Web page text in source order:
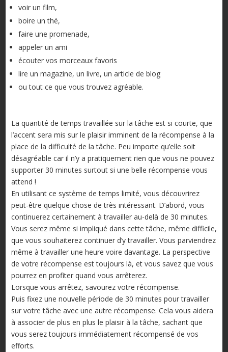
voir un film,
boire un thé,
faire une promenade,
appeler un ami
écouter vos morceaux favoris
lire un magazine, un livre, un article de blog
ou tout ce que vous trouvez agréable.
La quantité de temps travaillée sur la tâche est si courte, que
l’accent sera mis sur le plaisir imminent de la récompense à la
place de la difficulté de la tâche. Peu importe qu’elle soit
désagréable car il n’y a pratiquement rien que vous ne pouvez
supporter 30 minutes surtout si une belle récompense vous
attend !
En utilisant ce système de temps limité, vous découvrirez
peut-être quelque chose de très intéressant. D’abord, vous
continuerez certainement à travailler au-delà de 30 minutes.
Vous serez même si impliqué dans cette tâche, même difficile,
que vous souhaiterez continuer d’y travailler. Vous parviendrez
même à travailler une heure voire davantage. La perspective
de votre récompense est toujours là, et vous savez que vous
pourrez en profiter quand vous arrêterez.
Lorsque vous arrêtez, savourez votre récompense.
Puis fixez une nouvelle période de 30 minutes pour travailler
sur votre tâche avec une autre récompense. Cela vous aidera
à associer de plus en plus le plaisir à la tâche, sachant que
vous serez toujours immédiatement récompensé de vos
efforts.